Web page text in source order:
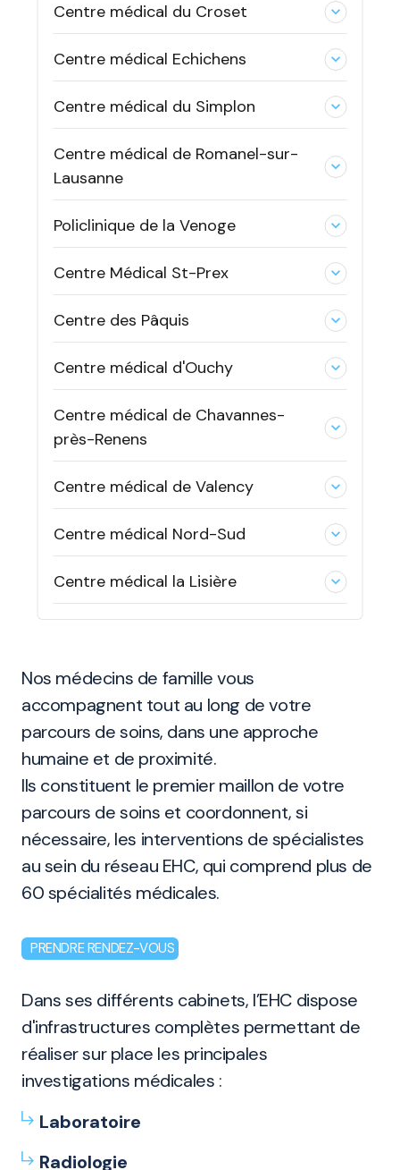
Nos médecins de famille vous
accompagnent tout au long de votre
parcours de soins, dans une approche
humaine et de proximité.
Ils constituent le premier maillon de votre
parcours de soins et coordonnent, si
nécessaire, les interventions de spécialistes
au sein du réseau EHC, qui comprend plus de
60 spécialités médicales.
PRENDRE RENDEZ-VOUS
Dans ses différents cabinets, l’EHC dispose
d'infrastructures complètes permettant de
réaliser sur place les principales
investigations médicales :
Laboratoire
Radiologie
Centre médical du Croset expand_less
Centre médical Echichens expand_less
Centre médical du Simplon expand_less
Centre médical de Romanel-sur-
Lausanne
expand_less
Policlinique de la Venoge expand_less
Centre Médical St-Prex expand_less
Centre des Pâquis expand_less
Centre médical d'Ouchy expand_less
Centre médical de Chavannes-
près-Renens
expand_less
Centre médical de Valency expand_less
Centre médical Nord-Sud expand_less
Centre médical la Lisière expand_less